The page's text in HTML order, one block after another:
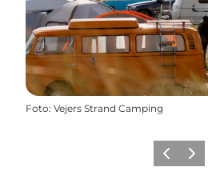
Foto: Vejers Strand Camping
ZurückWeiter